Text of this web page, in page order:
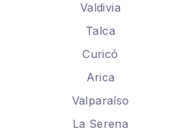
Valdivia
Talca
Curicó
Arica
Valparaíso
La Serena